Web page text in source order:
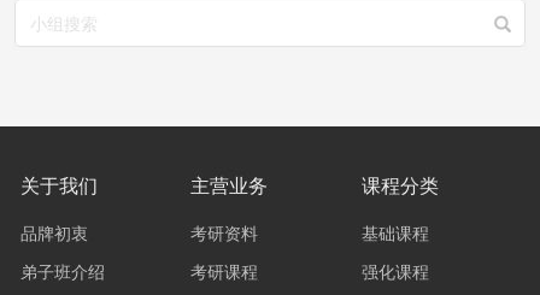
关于我们
品牌初衷
弟子班介绍
主营业务
考研资料
考研课程
课程分类
基础课程
强化课程